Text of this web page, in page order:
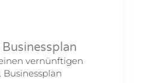
vernünftigen
Businessplan